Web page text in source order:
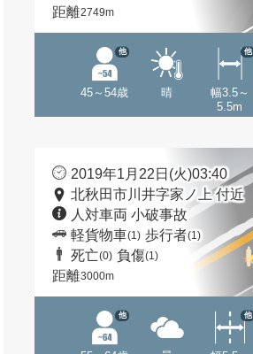
距離2749m
45～54歳
他
晴
幅3.5～
5.5m
他
2019年1月22日(火)03:40
北秋田市川井字家ノ上 付近
人対車両 小破事故
軽貨物車(1) 歩行者(1)
死亡(0) 負傷(1)
距離3000m
他 他